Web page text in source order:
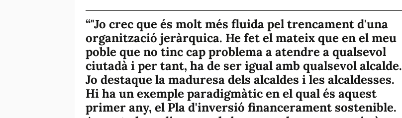
"Jo crec que és molt més fluida pel trencament d'una
organització jeràrquica. He fet el mateix que en el meu
poble que no tinc cap problema a atendre a qualsevol
ciutadà i per tant, ha de ser igual amb qualsevol alcalde.
Jo destaque la maduresa dels alcaldes i les alcaldesses.
Hi ha un exemple paradigmàtic en el qual és aquest
primer any, el Pla d'inversió financerament sostenible.